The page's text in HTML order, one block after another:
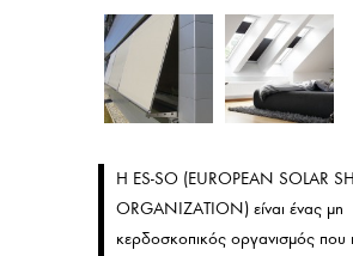
Η ES-SO (EUROPEAN SOLAR
ORGANIZATION) είναι ένας μη
κερδοσκοπικός οργανισμός που